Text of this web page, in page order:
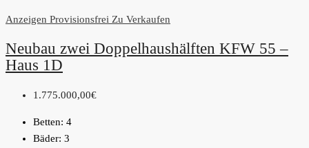
Anzeigen Provisionsfrei Zu Verkaufen
Neubau zwei Doppelhaushälften KFW 55 –
Haus 1D
1.775.000,00€
Betten: 4
Bäder: 3